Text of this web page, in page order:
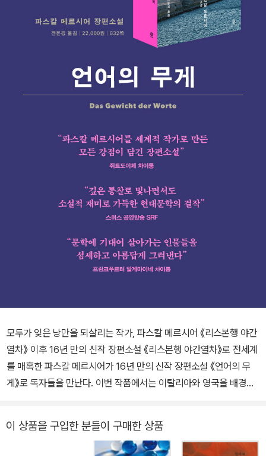
모두가 잊은 낭만을 되살리는 작가, 파스칼 메르시어 《리스본행 야간
열차》 이후 16년 만의 신작 장편소설 《리스본행 야간열차》로 전세계
를 매혹한 파스칼 메르시어가 16년 만의 신작 장편소설 《언어의 무
게》로 독자들을 만난다. 이번 작품에서는 이탈리아와 영국을 배경으
로서 살아온 세월과 흘러간 인연, 수많은 작가와 번역가와 출판
인……. 문학을 삶의 지침으로 삼은 이 모든 사람을 돌아보며 레이랜
이 상품을 구입한 분들이 구매한 상품